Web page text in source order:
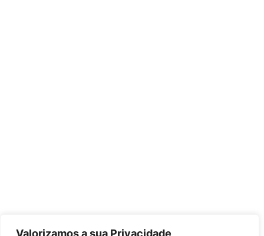
Valorizamos a sua Privacidade